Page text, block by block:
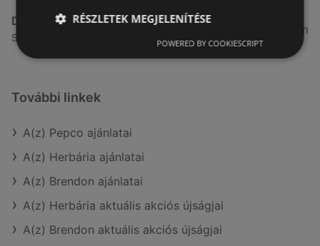
Deichmann
Selmeci utca 15 - 17, 9400 Sopron
4,74 km
További linkek
A(z) Pepco ajánlatai
A(z) Herbária ajánlatai
A(z) Brendon ajánlatai
A(z) Herbária aktuális akciós újságjai
A(z) Brendon aktuális akciós újságjai
RÉSZLETEK MEGJELENÍTÉSE
POWERED BY COOKIESCRIPT